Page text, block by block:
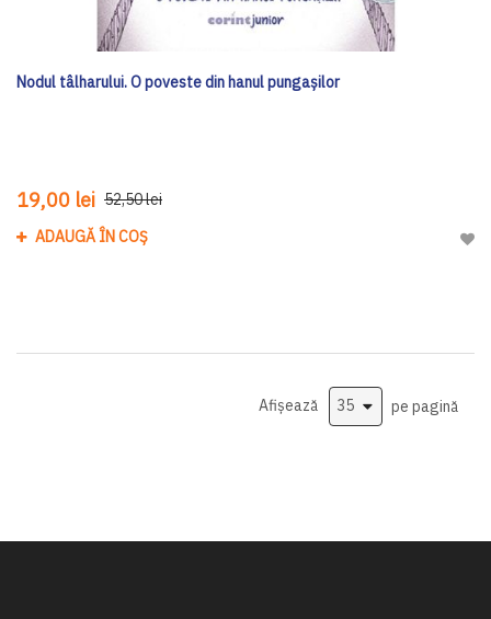
Nodul tâlharului. O poveste din hanul pungașilor
19,00 lei 52,50 lei
ADAUGĂ ÎN COȘ
Afișează pe pagină